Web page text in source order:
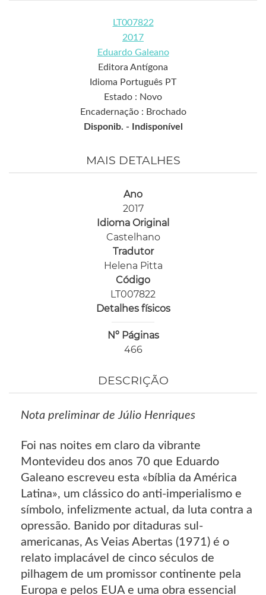
LT007822
2017
Eduardo Galeano
Editora Antígona
Idioma Português PT
Estado : Novo
Encadernação : Brochado
Disponib. - Indisponível
MAIS DETALHES
Ano
2017
Idioma Original
Castelhano
Tradutor
Helena Pitta
Código
LT007822
Detalhes físicos
Nº Páginas
466
DESCRIÇÃO
Nota preliminar de Júlio Henriques
Foi nas noites em claro da vibrante
Montevideu dos anos 70 que Eduardo
Galeano escreveu esta «bíblia da América
Latina», um clássico do anti-imperialismo e
símbolo, infelizmente actual, da luta contra a
opressão. Banido por ditaduras sul-
americanas, As Veias Abertas (1971) é o
relato implacável de cinco séculos de
pilhagem de um promissor continente pela
Europa e pelos EUA e uma obra essencial